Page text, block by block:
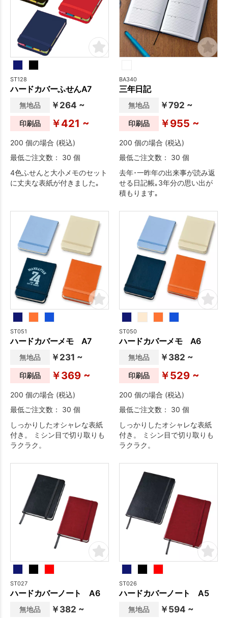
ST128
ハードカバーふせんA7
無地品 ￥264 ~
印刷品 ￥421 ~
200 個の場合 (税込)
最低ご注文数： 30 個
4色ふせんと大小メモのセット
に丈夫な表紙が付きました｡
BA340
三年日記
無地品 ￥792 ~
印刷品 ￥955 ~
200 個の場合 (税込)
最低ご注文数： 30 個
去年･一昨年の出来事が読み返
せる日記帳｡3年分の思い出が
積もります｡
ST051
ハードカバーメモ A7
無地品 ￥231 ~
印刷品 ￥369 ~
200 個の場合 (税込)
最低ご注文数： 30 個
しっかりしたオシャレな表紙
付き。 ミシン目で切り取りも
ラクラク。
ST050
ハードカバーメモ A6
無地品 ￥382 ~
印刷品 ￥529 ~
200 個の場合 (税込)
最低ご注文数： 30 個
しっかりしたオシャレな表紙
付き。 ミシン目で切り取りも
ラクラク。
ST027
ハードカバーノート A6
無地品 ￥382 ~
ST026
ハードカバーノート A5
無地品 ￥594 ~